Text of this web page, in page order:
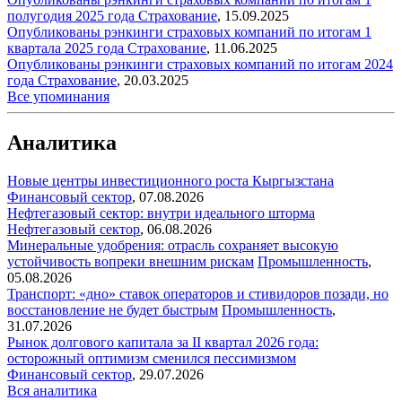
полугодия 2025 года Страхование, 15.09.2025
Опубликованы рэнкинги страховых компаний по итогам 1
квартала 2025 года Страхование, 11.06.2025
Опубликованы рэнкинги страховых компаний по итогам 2024
года Страхование, 20.03.2025
Все упоминания
Аналитика
Новые центры инвестиционного роста Кыргызстана
Финансовый сектор, 07.08.2026
Нефтегазовый сектор: внутри идеального шторма
Нефтегазовый сектор, 06.08.2026
Минеральные удобрения: отрасль сохраняет высокую
устойчивость вопреки внешним рискам Промышленность,
05.08.2026
Транспорт: «дно» ставок операторов и стивидоров позади, но
восстановление не будет быстрым Промышленность,
31.07.2026
Рынок долгового капитала за II квартал 2026 года:
осторожный оптимизм сменился пессимизмом
Финансовый сектор, 29.07.2026
Вся аналитика